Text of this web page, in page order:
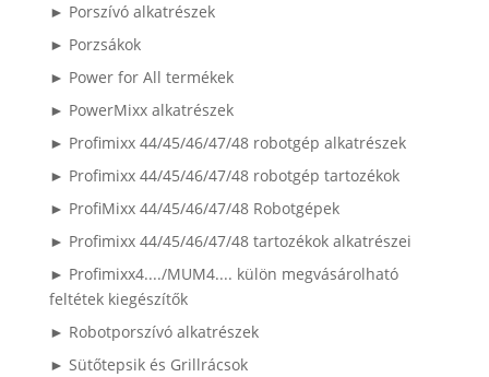
► Porszívó alkatrészek
► Porzsákok
► Power for All termékek
► PowerMixx alkatrészek
► Profimixx 44/45/46/47/48 robotgép alkatrészek
► Profimixx 44/45/46/47/48 robotgép tartozékok
► ProfiMixx 44/45/46/47/48 Robotgépek
► Profimixx 44/45/46/47/48 tartozékok alkatrészei
► Profimixx4..../MUM4.... külön megvásárolható
feltétek kiegészítők
► Robotporszívó alkatrészek
► Sütőtepsik és Grillrácsok